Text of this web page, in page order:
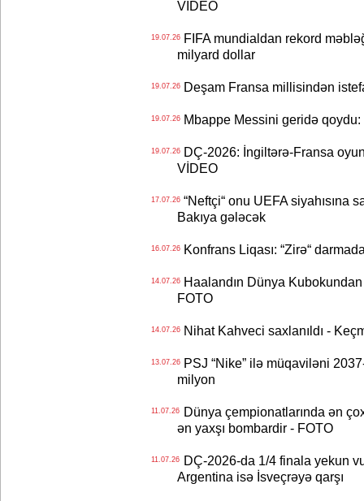
VİDEO
19.07.26FIFA mundialdan rekord
milyard dollar
19.07.26Deşam Fransa millisindən
19.07.26Mbappe Messini geridə qoydu:
19.07.26DÇ-2026: İngiltərə-Fransa
VİDEO
17.07.26“Neftçi“ onu UEFA siyahısına
Bakıya gələcək
16.07.26Konfrans Liqası: “Zirə“
14.07.26Haalandın Dünya Kubokundan
FOTO
14.07.26Nihat Kahveci saxlanıldı -
13.07.26PSJ “Nike” ilə müqaviləni
milyon
11.07.26Dünya çempionatlarında ən
ən yaxşı bombardir - FOTO
11.07.26DÇ-2026-da 1/4 finala yekun
Argentina isə İsveçrəyə qarşı